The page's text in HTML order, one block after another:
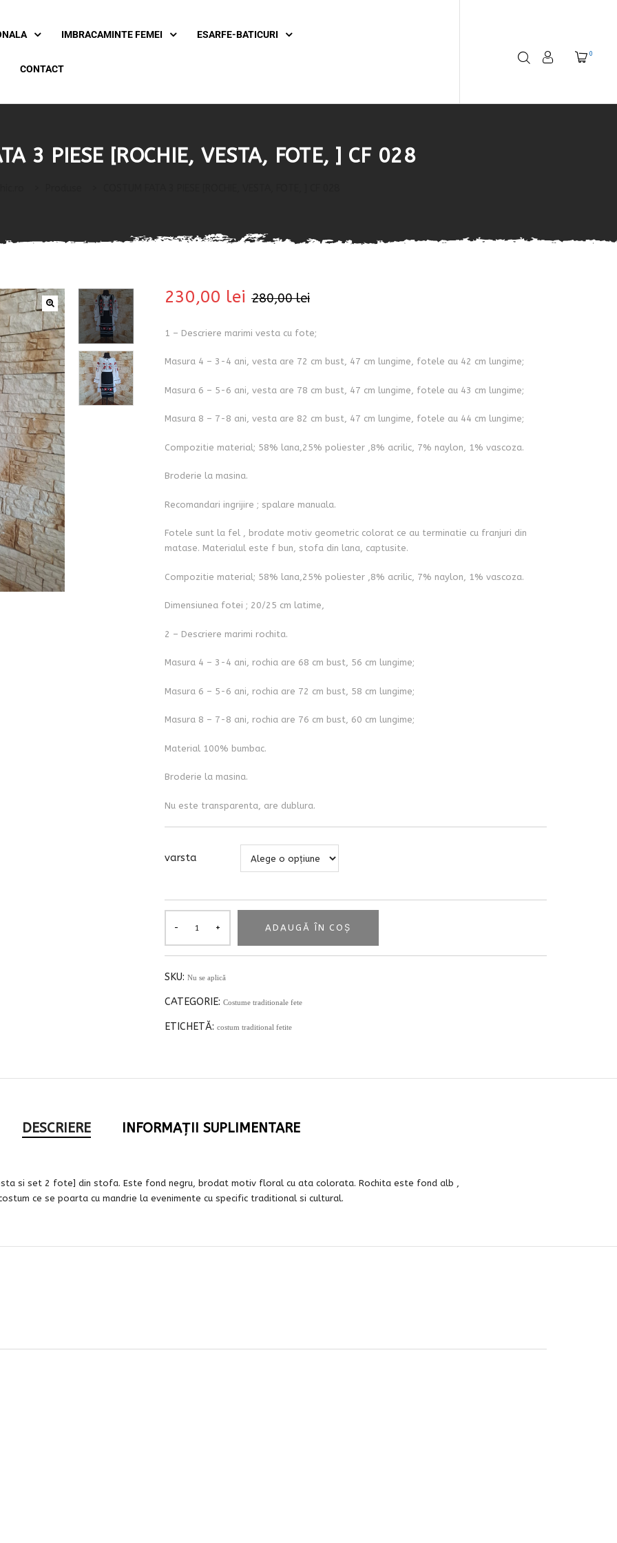
IMBRACAMINTE FEMEI ESARFE-BATICURI
CONTACT
0
3 PIESE [ROCHIE, VESTA, FOTE, ] CF 028
280,00lei
230,00 lei
1 – Descriere marimi vesta cu fote;
Masura 4 – 3-4 ani, vesta are 72 cm bust, 47 cm lungime, fotele au 42 cm lungime;
Masura 6 – 5-6 ani, vesta are 78 cm bust, 47 cm lungime, fotele au 43 cm lungime;
Masura 8 – 7-8 ani, vesta are 82 cm bust, 47 cm lungime, fotele au 44 cm lungime;
Compozitie material; 58% lana,25% poliester ,8% acrilic, 7% naylon, 1% vascoza.
Broderie la masina.
Recomandari ingrijire ; spalare manuala.
Fotele sunt la fel , brodate motiv geometric colorat ce au terminatie cu franjuri din
matase. Materialul este f bun, stofa din lana, captusite.
Compozitie material; 58% lana,25% poliester ,8% acrilic, 7% naylon, 1% vascoza.
Dimensiunea fotei ; 20/25 cm latime,
2 – Descriere marimi rochita.
Masura 4 – 3-4 ani, rochia are 68 cm bust, 56 cm lungime;
Masura 6 – 5-6 ani, rochia are 72 cm bust, 58 cm lungime;
Masura 8 – 7-8 ani, rochia are 76 cm bust, 60 cm lungime;
Material 100% bumbac.
Broderie la masina.
Nu este transparenta, are dublura.
varsta
ADAUGĂ ÎN COȘ
SKU: Nu se aplică
CATEGORIE: Costume traditionale fete
ETICHETĂ: costum traditional fetite
DESCRIERE INFORMAȚII SUPLIMENTARE
si set 2 fote] din stofa. Este fond negru, brodat motiv floral cu ata colorata. Rochita este fond alb ,
ce se poarta cu mandrie la evenimente cu specific traditional si cultural.